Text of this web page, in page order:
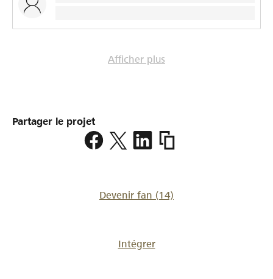
Afficher plus
Partager le projet
https://
neue-
Devenir fan (14)
Intégrer